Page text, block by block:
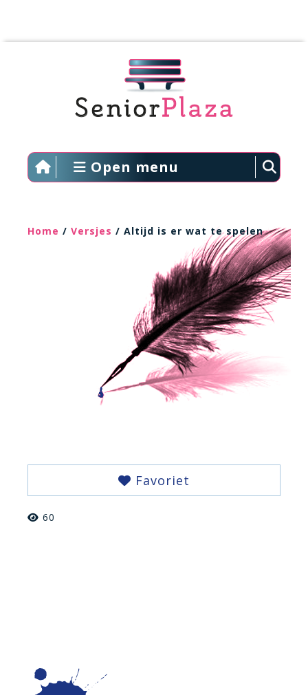
Open menu
Home / Versjes / Altijd is er wat te spelen
Favoriet
60